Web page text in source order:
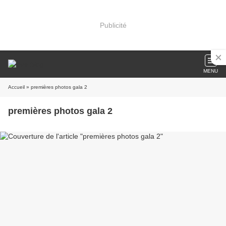
Publicité
MENU
Accueil » premières photos gala 2
premières photos gala 2